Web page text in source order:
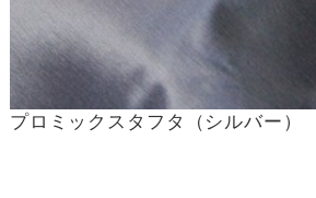
プロミックスタフタ（シルバー）